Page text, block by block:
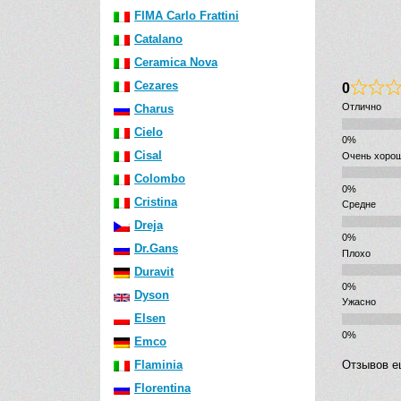
FIMA Carlo Frattini
Catalano
Ceramica Nova
Cezares
Charus
Cielo
Cisal
Colombo
Cristina
Dreja
Dr.Gans
Duravit
Dyson
Elsen
Emco
Flaminia
Florentina
0
Отлично
Очень
Средне
Плохо
Ужасно
Отзывов